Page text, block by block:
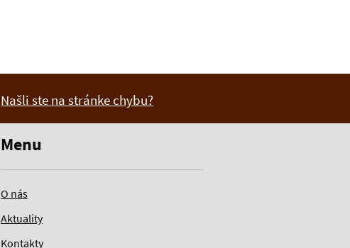
Našli ste na stránke chybu?
Menu
O nás
Aktuality
Kontakty